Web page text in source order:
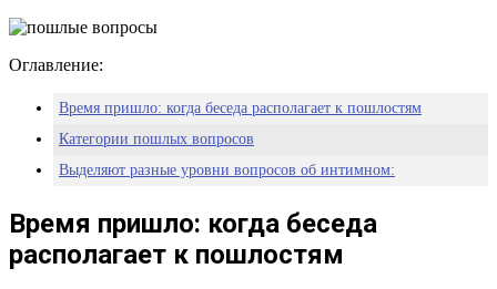
Оглавление:
Время пришло: когда беседа располагает к пошлостям
Категории пошлых вопросов
Выделяют разные уровни вопросов об интимном:
Время пришло: когда беседа
располагает к пошлостям